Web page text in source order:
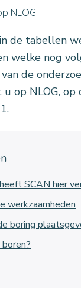
NLOG
de tabellen
welke nog
de
op NLOG, op
.
SCAN hier
werkzaamheden
boring